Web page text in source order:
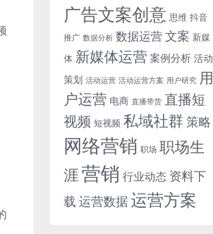
广告文案创意 思维 抖音
推广 数据分析 数据运营文案 新媒
体 新媒体运营 案例分析 活动
策划 活动运营 活动运营方案 用户研究 用
户运营 电商 直播带货 直播短
视频 短视频 私域社群 策略
网络营销 职场 职场生
涯营销 行业动态 资料下
载 运营数据运营方案